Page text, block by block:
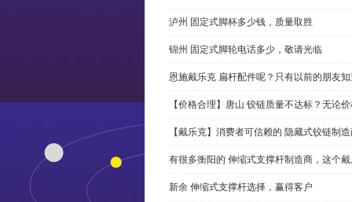
泸州 固定式脚杯多少钱，质量取胜
锦州 固定式脚轮电话多少，敬请光临
恩施戴乐克 扁杆配件呢？只有以前的朋友
【价格合理】唐山 铰链质量不达标？无论
【戴乐克】消费者可信赖的 隐藏式铰链制
有很多衡阳的 伸缩式支撑杆制造商，这个
新余 伸缩式支撑杆选择，赢得客户